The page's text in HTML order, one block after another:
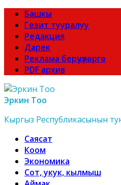
Башкы
Гезит тууралуу
Редакция
Дарек
Реклама берүүчүлөргө
PDF архив
Эркин Тоо
Кыргыз Республикасынын
Саясат
Коом
Экономика
Сот, укук, кылмыш